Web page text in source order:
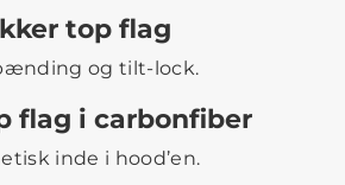
top flag
og tilt-lock.
flag i carbonfiber
inde i hood’en.